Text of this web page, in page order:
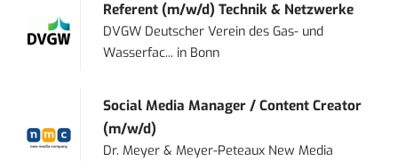
Referent (m/w/d) Technik & Netzwerke
DVGW Deutscher Verein des Gas- und
Wasserfac... in Bonn
Social Media Manager / Content Creator
(m/w/d)
Dr. Meyer & Meyer-Peteaux New Media